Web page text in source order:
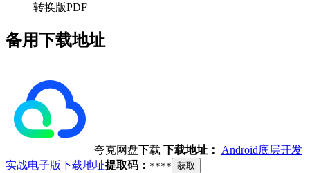
转换版PDF
备用下载地址
夸克网盘下载 下载地址： Android底层开发
实战电子版下载地址提取码： **** 获取